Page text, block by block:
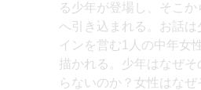
る少年が登場し、そこ
へ引き込まれる。お話
インを営む1人の中年女
描かれる。少年はなぜ
らないのか？女性はな